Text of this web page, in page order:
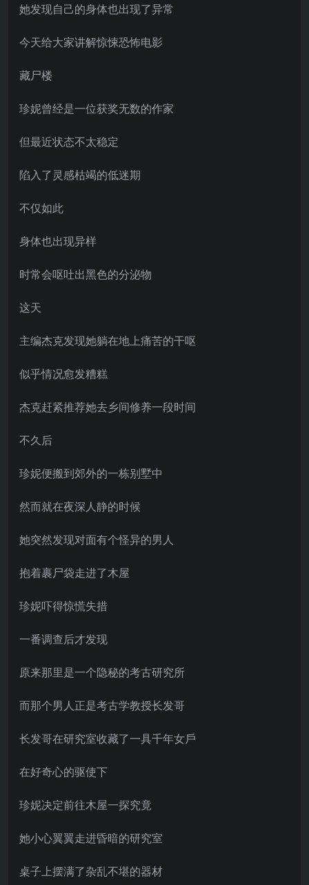
她发现自己的身体也出现了异常
今天给大家讲解惊悚恐怖电影
藏尸楼
珍妮曾经是一位获奖无数的作家
但最近状态不太稳定
陷入了灵感枯竭的低迷期
不仅如此
身体也出现异样
时常会呕吐出黑色的分泌物
这天
主编杰克发现她躺在地上痛苦的干呕
似乎情况愈发糟糕
杰克赶紧推荐她去乡间修养一段时间
不久后
珍妮便搬到郊外的一栋别墅中
然而就在夜深人静的时候
她突然发现对面有个怪异的男人
抱着裹尸袋走进了木屋
珍妮吓得惊慌失措
一番调查后才发现
原来那里是一个隐秘的考古研究所
而那个男人正是考古学教授长发哥
长发哥在研究室收藏了一具千年女戶
在好奇心的驱使下
珍妮决定前往木屋一探究竟
她小心翼翼走进昏暗的研究室
桌子上摆满了杂乱不堪的器材